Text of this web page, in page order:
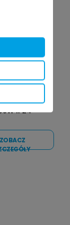
IP24
ZOBACZ